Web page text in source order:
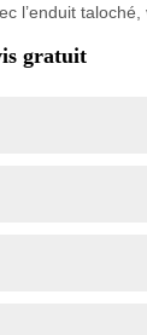
l’enduit
gratuit